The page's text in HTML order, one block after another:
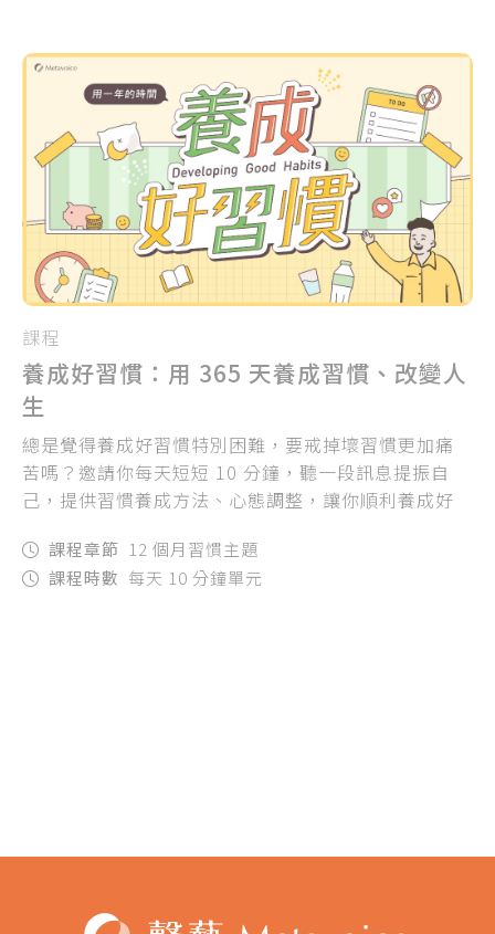
課程
養成好習慣：用 365 天養成習慣、改變人
生
總是覺得養成好習慣特別困難，要戒掉壞習慣更加痛
苦嗎？邀請你每天短短 10 分鐘，聽一段訊息提振自
己，提供習慣養成方法、心態調整，讓你順利養成好
課程章節 12 個月習慣主題
課程時數 每天 10 分鐘單元